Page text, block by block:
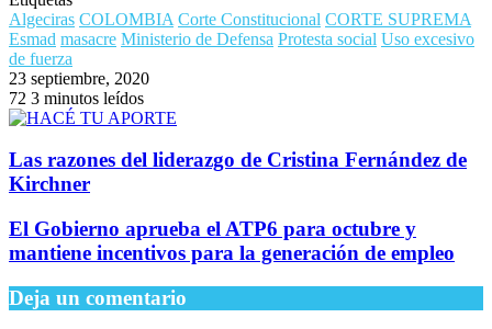
Algeciras COLOMBIA Corte Constitucional CORTE SUPREMA
Esmad masacre Ministerio de Defensa Protesta social Uso excesivo
de fuerza
23 septiembre, 2020
72 3 minutos leídos
Las razones del liderazgo de Cristina Fernández de
Kirchner
El Gobierno aprueba el ATP6 para octubre y
mantiene incentivos para la generación de empleo
Deja un comentario